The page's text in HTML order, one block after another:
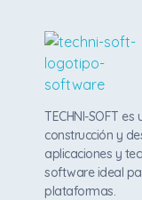
Techni Soft
TECHNI-SOFT
construcción y
aplicaciones y
software ideal
plataformas.